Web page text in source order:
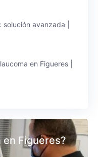
avanzada |
en Figueres |
Figueres?